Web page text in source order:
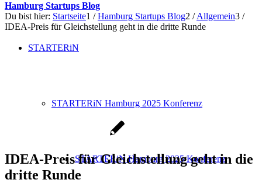
STARTERiN
STARTERiN Hamburg 2025 Konferenz
STARTERiN Hamburg 2025 Konferenz
Hamburg Startups Blog
Du bist hier: Startseite1 / Hamburg Startups Blog2 / Allgemein3 /
IDEA-Preis für Gleichstellung geht in die dritte Runde
IDEA-Preis für Gleichstellung geht in die
dritte Runde